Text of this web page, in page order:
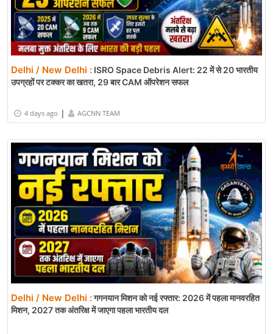
Delhi / New Delhi : ISRO Space Debris Alert: 22 में से 20 भारतीय
उपग्रहों पर टक्कर का खतरा, 29 बार CAM ऑपरेशन सफल
4 days ago | AGCNN TEAM
Delhi / New Delhi :गगनयान मिशन को नई रफ्तार: 2026 में पहला मानवरहित
मिशन, 2027 तक अंतरिक्ष में जाएगा पहला भारतीय दल